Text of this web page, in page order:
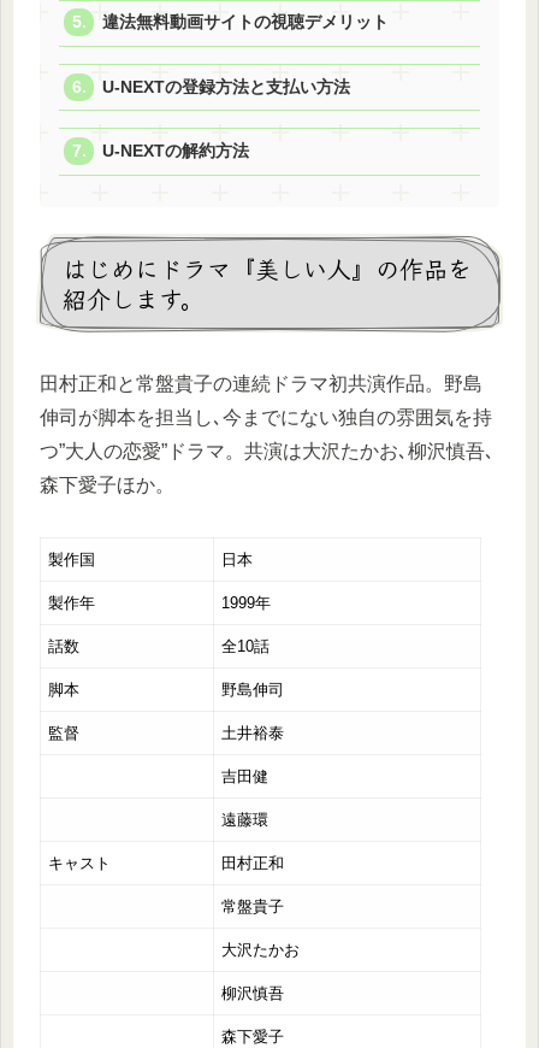
違法無料動画サイトの視聴デメリット
U-NEXTの登録方法と支払い方法
U-NEXTの解約方法
はじめにドラマ『美しい人』の作品を
紹介します。
田村正和と常盤貴子の連続ドラマ初共演作品。野島
伸司が脚本を担当し､今までにない独自の雰囲気を持
つ”大人の恋愛”ドラマ。共演は大沢たかお､柳沢慎吾､
森下愛子ほか。
製作国 日本
製作年 1999年
話数 全10話
脚本 野島伸司
監督 土井裕泰
吉田健
遠藤環
キャスト 田村正和
常盤貴子
大沢たかお
柳沢慎吾
森下愛子